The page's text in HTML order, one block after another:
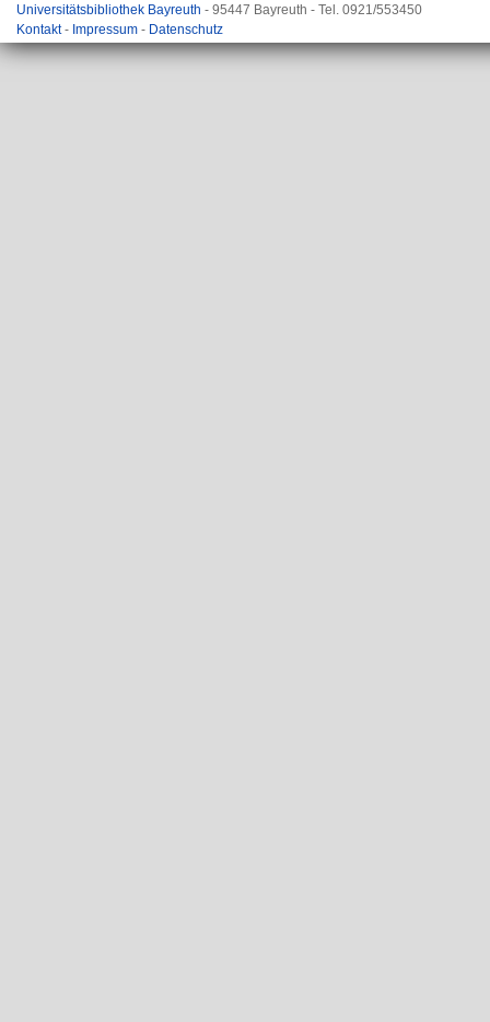
Universitätsbibliothek Bayreuth - 95447 Bayreuth - Tel. 0921/553450
Kontakt- Impressum - Datenschutz